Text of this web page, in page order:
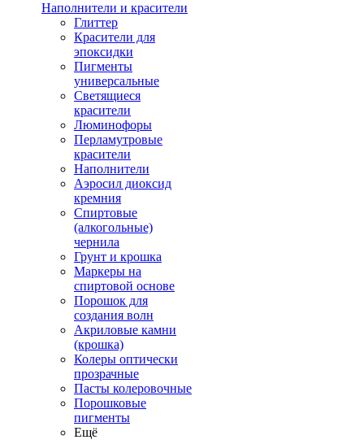
Наполнители и красители
Глиттер
Красители для
эпоксидки
Пигменты
универсальные
Светящиеся
красители
Люминофоры
Перламутровые
красители
Наполнители
Аэросил диоксид
кремния
Спиртовые
(алкогольные)
чернила
Грунт и крошка
Маркеры на
спиртовой основе
Порошок для
создания волн
Акриловые камни
(крошка)
Колеры оптически
прозрачные
Пасты колеровочные
Порошковые
пигменты
Ещё